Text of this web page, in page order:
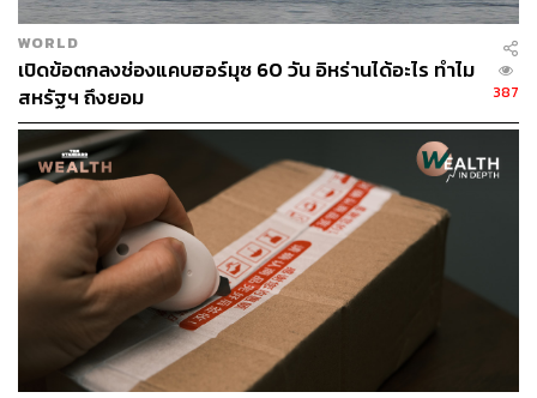
WORLD
เปิดข้อตกลงช่องแคบฮอร์มุซ 60 วัน อิหร่านได้อะไร ทำไม
สหรัฐฯ ถึงยอม
387